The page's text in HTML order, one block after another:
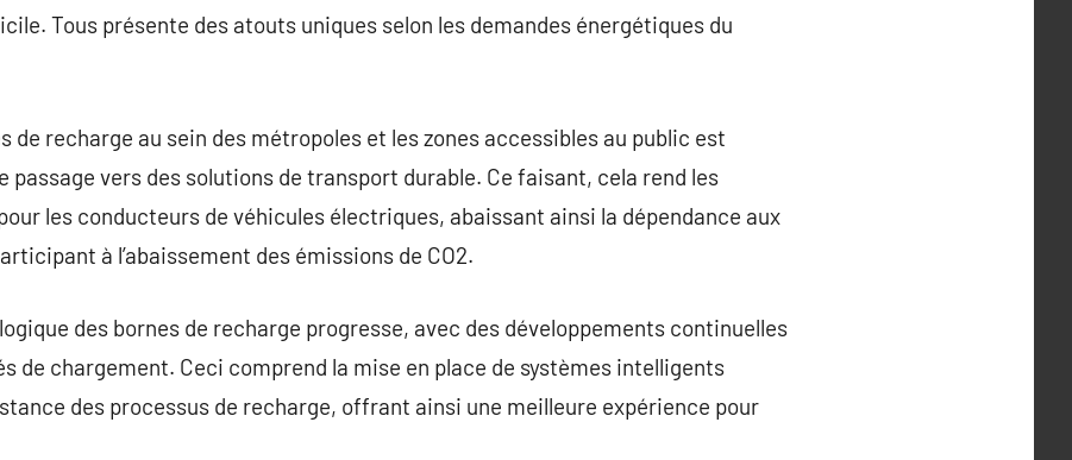
Tous présente des atouts uniques selon les demandes énergétiques du
de recharge au sein des métropoles et les zones accessibles au public est
passage vers des solutions de transport durable. Ce faisant, cela rend les
les conducteurs de véhicules électriques, abaissant ainsi la dépendance aux
à l’abaissement des émissions de CO2.
des bornes de recharge progresse, avec des développements continuelles
de chargement. Ceci comprend la mise en place de systèmes intelligents
des processus de recharge, offrant ainsi une meilleure expérience pour